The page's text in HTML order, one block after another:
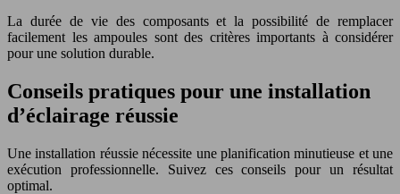
La durée de vie des composants et la possibilité de remplacer
facilement les ampoules sont des critères importants à considérer
pour une solution durable.
Conseils pratiques pour une installation
d’éclairage réussie
Une installation réussie nécessite une planification minutieuse et une
exécution professionnelle. Suivez ces conseils pour un résultat
optimal.